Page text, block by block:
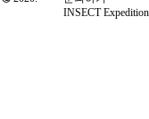
INSECT Expedition